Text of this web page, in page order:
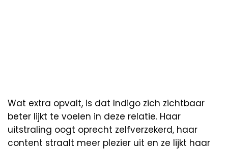
Wat extra opvalt, is dat Indigo zich zichtbaar
beter lijkt te voelen in deze relatie. Haar
uitstraling oogt oprecht zelfverzekerd, haar
content straalt meer plezier uit en ze lijkt haar